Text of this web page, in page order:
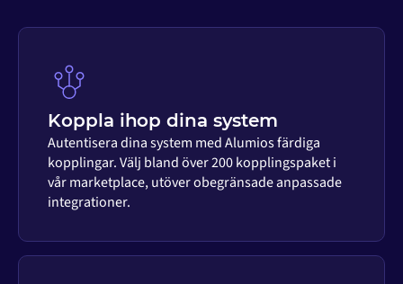
Koppla ihop dina system
Autentisera dina system med Alumios färdiga
kopplingar. Välj bland över 200 kopplingspaket i
vår marketplace, utöver obegränsade anpassade
integrationer.